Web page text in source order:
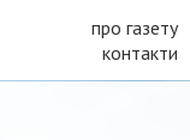
про газету
контакти